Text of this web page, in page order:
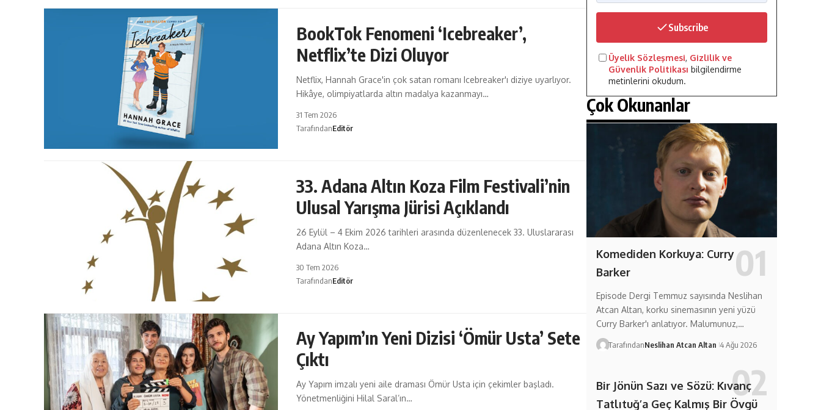
BookTok Fenomeni ‘Icebreaker’,
Netflix’te Dizi Oluyor
Netflix, Hannah Grace'in çok satan romanı Icebreaker'ı diziye uyarlıyor.
Hikâye, olimpiyatlarda altın madalya kazanmayı…
31 Tem 2026
TarafındanEditör
33. Adana Altın Koza Film Festivali’nin
Ulusal Yarışma Jürisi Açıklandı
26 Eylül – 4 Ekim 2026 tarihleri arasında düzenlenecek 33. Uluslararası
Adana Altın Koza…
30 Tem 2026
TarafındanEditör
Ay Yapım’ın Yeni Dizisi ‘Ömür Usta’ Sete
Çıktı
Ay Yapım imzalı yeni aile draması Ömür Usta için çekimler başladı.
Yönetmenliğini Hilal Saral’ın…
Subscribe
Üyelik Sözleşmesi, Gizlilik ve
Güvenlik Politikası bilgilendirme
metinlerini okudum.
Çok Okunanlar
Komediden Korkuya: Curry
Barker
Episode Dergi Temmuz sayısında Neslihan
Atcan Altan, korku sinemasının yeni yüzü
Curry Barker'ı anlatıyor. Malumunuz,…
TarafındanNeslihan Atcan Altan 4 Ağu 2026
Bir Jönün Sazı ve Sözü: Kıvanç
Tatlıtuğ’a Geç Kalmış Bir Övgü